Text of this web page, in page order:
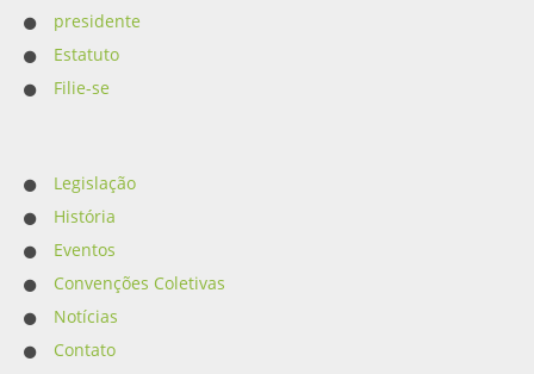
presidente
Estatuto
Filie-se
Legislação
História
Eventos
Convenções Coletivas
Notícias
Contato